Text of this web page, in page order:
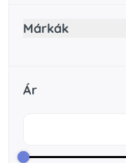
Márkák
Ár